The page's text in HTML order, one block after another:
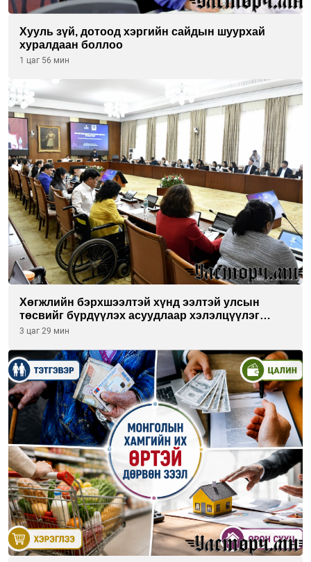
Хууль зүй, дотоод хэргийн сайдын шуурхай
хуралдаан боллоо
1 цаг 56 мин
Хөгжлийн бэрхшээлтэй хүнд ээлтэй улсын
төсвийг бүрдүүлэх асуудлаар хэлэлцүүлэг
өрнүүлж байна
3 цаг 29 мин